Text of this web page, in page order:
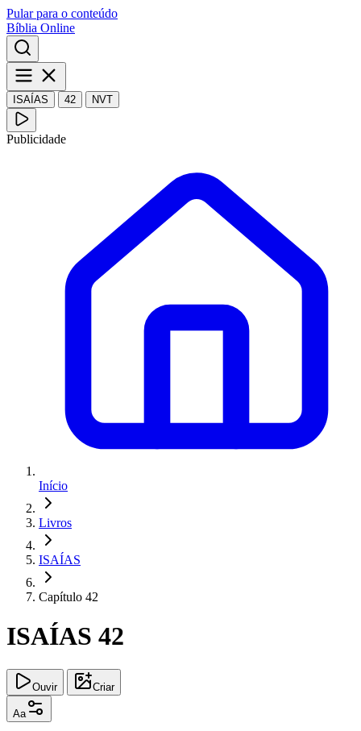
Pular para o conteúdo
Bíblia Online
ISAÍAS 42 NVT
Publicidade
Início
Livros
ISAÍAS
Capítulo 42
ISAÍAS 42
Ouvir Criar
Aa